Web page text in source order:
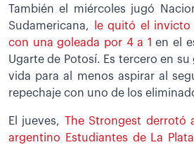
También el miércoles jugó
Sudamericana,
le quitó el invicto
con una goleada por 4 a 1 en el
Ugarte de Potosí. Es tercero en
vida para al menos aspirar al
repechaje con uno de los
El jueves, The Strongest derrotó
argentino Estudiantes de La